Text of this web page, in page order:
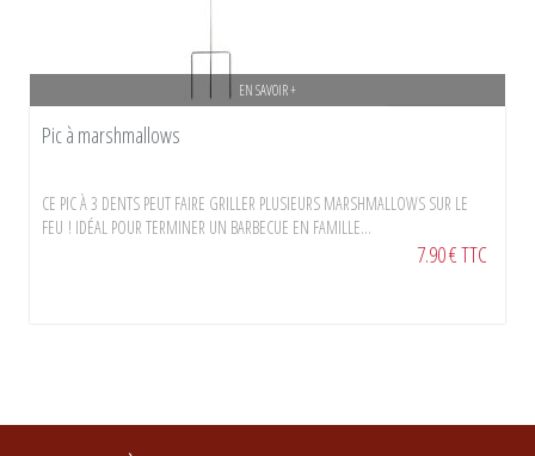
EN SAVOIR +
Pic à marshmallows
CE PIC À 3 DENTS PEUT FAIRE GRILLER PLUSIEURS MARSHMALLOWS SUR LE
FEU ! IDÉAL POUR TERMINER UN BARBECUE EN FAMILLE...
7.90 € TTC